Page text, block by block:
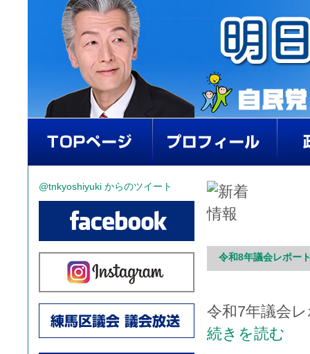
令和8年議会レポー
令和7年議会
続きを読む
@tnkyoshiyuki からのツイート